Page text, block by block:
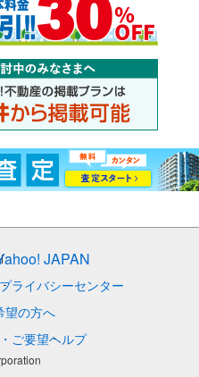
JAPAN
プライバシーセンター
望の方へ
ご要望ヘルプ